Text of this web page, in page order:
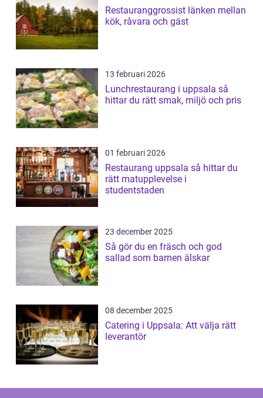
Restauranggrossist länken mellan
kök, råvara och gäst
13 februari 2026
Lunchrestaurang i uppsala så
hittar du rätt smak, miljö och pris
01 februari 2026
Restaurang uppsala så hittar du
rätt matupplevelse i
studentstaden
23 december 2025
Så gör du en fräsch och god
sallad som barnen älskar
08 december 2025
Catering i Uppsala: Att välja rätt
leverantör